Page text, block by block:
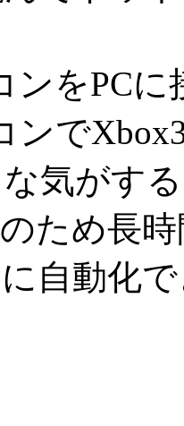
をPCに
ンで
気がす
ため長
自動化